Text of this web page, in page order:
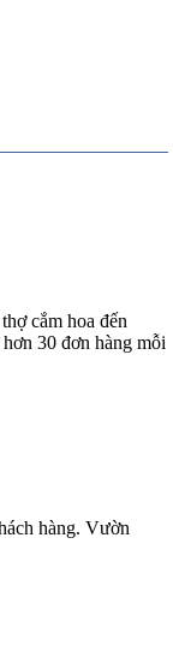
cắm hoa đến
30 đơn hàng mỗi
hàng. Vườn